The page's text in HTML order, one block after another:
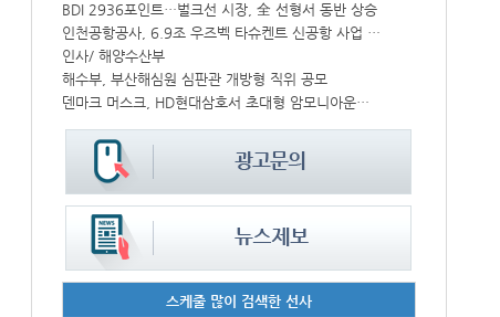
BDI 2936포인트…벌크선 시장, 全 선형서 동반 상승
인천공항공사, 6.9조 우즈벡 타슈켄트 신공항 사업 참여
인사/ 해양수산부
해수부, 부산해심원 심판관 개방형 직위 공모
덴마크 머스크, HD현대삼호서 초대형 암모니아운반선 인도받아
스케줄 많이 검색한 선사